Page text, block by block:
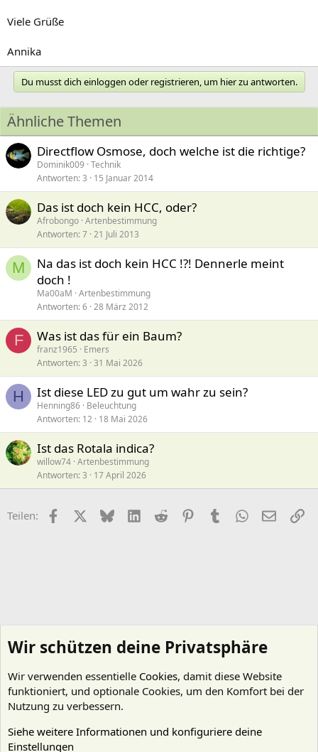
Viele Grüße
Annika
Du musst dich einloggen oder registrieren, um hier zu antworten.
Ähnliche Themen
Directflow Osmose, doch welche ist die richtige?
Dominik009 Technik
Antworten 3 15 Januar 2014
Das ist doch kein HCC, oder?
Afrobongo Artenbestimmung
Antworten 7 21 Juli 2013
M
Na das ist doch kein HCC !?! Dennerle meint
doch !
Ma00aM Artenbestimmung
Antworten 6 28 März 2012
F Was ist das für ein Baum?
franz1965
Emers
Antworten 3 31 Mai 2026
H Ist diese LED zu gut um wahr zu sein?
Henning86 Beleuchtung
Antworten 12 18 Mai 2026
Ist das Rotala indica?
willow74 Artenbestimmung
Antworten 3 17 April 2026
Teilen: FacebookX (Twitter)
BlueskyLinkedIn
Reddit PinterestTumblr WhatsApp
E-Mail
Wir schützen deine Privatsphäre
Wir verwenden essentielle Cookies, damit diese Website
funktioniert, und optionale Cookies, um den Komfort bei der
Nutzung zu verbessern.
Siehe weitere Informationen und konfiguriere deine
Einstellungen